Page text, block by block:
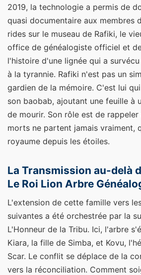
2019, la technologie a permis de
quasi documentaire aux membres
rides sur le museau de Rafiki, le
office de généalogiste officiel et
l'histoire d'une lignée qui a
à la tyrannie. Rafiki n'est pas un
gardien de la mémoire. C'est lui
son baobab, ajoutant une feuille à
de mourir. Son rôle est de
morts ne partent jamais vraiment,
royaume depuis les étoiles.
La Transmission au-delà
Le Roi Lion Arbre
L'extension de cette famille vers
suivantes a été orchestrée par la
L'Honneur de la Tribu. Ici, l'arbre
Kiara, la fille de Simba, et Kovu,
Scar. Le conflit se déplace de la
vers la réconciliation. Comment